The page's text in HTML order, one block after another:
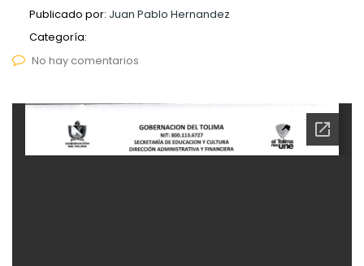
Publicado por: Juan Pablo Hernandez
Categoría:
No hay comentarios